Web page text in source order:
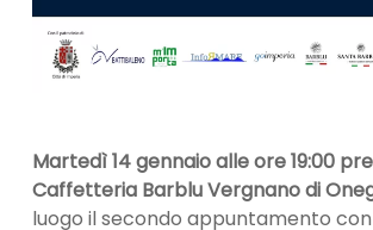
Martedì 14 gennaio alle ore 19:00
Caffetteria Barblu Vergnano di
luogo il secondo appuntamento con